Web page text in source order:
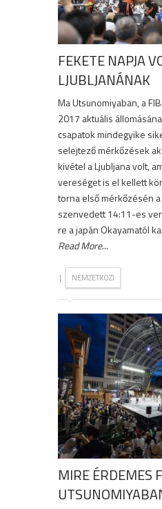
FEKETE NAPJA
LJUBLJANÁNAK
Ma Utsunomiyaban, a
2017 aktuális
csapatok mindegyike
selejtező mérkőzések
kivétel a Ljubljana volt,
vereséget is el kellett
torna első mérkőzésén
szenvedett 14:11-es
re a japán Okayamatól
Read More...
| NEMZETKÖZI
MIRE ÉRDEMES